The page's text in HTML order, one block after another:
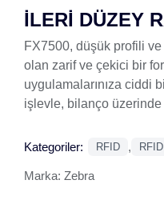
İLERİ DÜZEY
FX7500, düşük profili ve
olan zarif ve çekici bir
uygulamalarınıza ciddi
işlevle, bilanço üzerinde
Kategoriler: RFID ,
Marka: Zebra